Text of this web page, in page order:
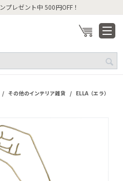
プレゼント中 500円OFF！
/ その他のインテリア雑貨 /
ELLA（エラ）